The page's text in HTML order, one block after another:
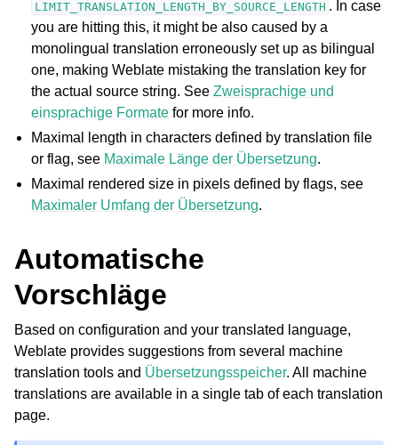
LIMIT_TRANSLATION_LENGTH_BY_SOURCE_LENGTH . In case
you are hitting this, it might be also caused by a
monolingual translation erroneously set up as bilingual
one, making Weblate mistaking the translation key for
the actual source string. SeeZweisprachige und
einsprachige Formate for more info.
Maximal length in characters defined by translation file
or flag, see Maximale Länge der Übersetzung.
Maximal rendered size in pixels defined by flags, see
Maximaler Umfang der Übersetzung.
Automatische
Vorschläge
Based on configuration and your translated language,
Weblate provides suggestions from several machine
translation tools and Übersetzungsspeicher. All machine
translations are available in a single tab of each translation
page.